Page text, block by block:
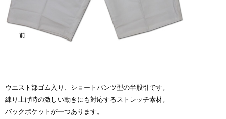
ウエスト部ゴム入り、ショートパンツ型の半股引です。
練り上げ時の激しい動きにも対応するストレッチ素材。
バックポケットが一つあります。